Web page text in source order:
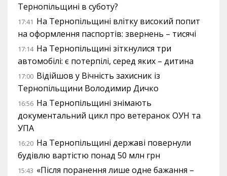
Тернопільщині в суботу?
17:41 На Тернопільщині влітку високий попит
на оформлення паспортів: звернень – тисячі
17:14 На Тернопільщині зіткнулися три
автомобілі: є потерпілі, серед яких – дитина
17:00 Відійшов у Вічність захисник із
Тернопільщини Володимир Дичко
16:56 На Тернопільщині знімають
документальний цикл про ветеранок ОУН та
УПА
16:20 На Тернопільщині державі повернули
будівлю вартістю понад 50 млн грн
15:43 «Після поранення лише одне бажання –